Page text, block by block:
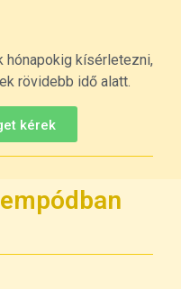
hónapokig kísérletezni,
rövidebb idő alatt.
kérek